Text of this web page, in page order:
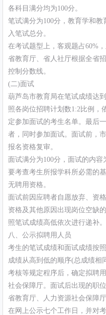
各科目满分均为100分。
笔试满分为100分，教育学和
入笔试总分。
在考试题型上，客观题占60%，
省教育厅、省人社厅根据全省
控制分数线。
(二)面试
葫芦岛市教育局在笔试成绩达
照各岗位招聘计划数1:2比例，
定参加面试的考生名单。最后
者，同时参加面试。面试前，
报名资格复审。
面试满分为100分，面试的内
要考查考生所报学科所必需的
无聘用资格。
面试前因应聘者自愿放弃、资
资格及其他原因出现岗位空缺
照笔试成绩高低依次进行递补。
八、公示拟聘用人员
考生的笔试成绩和面试成绩按
成绩从高到低的顺序(总成绩相
考核等规定程序后，确定拟聘
社会保障厅。面试后出现的职
省教育厅、人力资源社会保障
在网上公示七个工作日，并对